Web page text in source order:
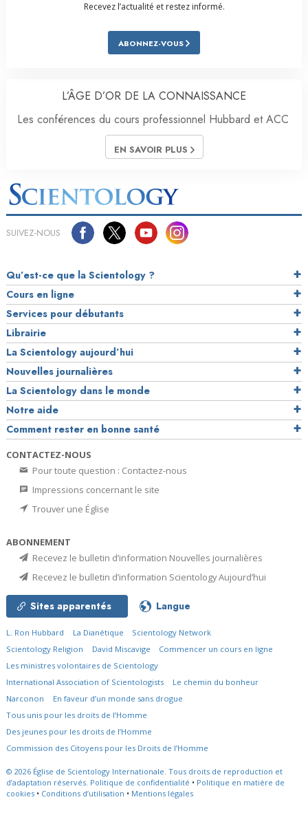
Recevez l’actualité et restez informé.
ABONNEZ-VOUS
L’ÂGE D’OR DE LA CONNAISSANCE
Les conférences du cours professionnel Hubbard et ACC
EN SAVOIR PLUS
SUIVEZ-NOUS
Qu’est-ce que la Scientology ?
Cours en ligne
Services pour débutants
Librairie
La Scientology aujourd’hui
Nouvelles journalières
La Scientology dans le monde
Notre aide
Comment rester en bonne santé
CONTACTEZ-NOUS
Pour toute question : Contactez-nous
Impressions concernant le site
Trouver une Église
ABONNEMENT
Recevez le bulletin d’information Nouvelles journalières
Recevez le bulletin d’information Scientology Aujourd’hui
Sites apparentés Langue
L. Ron Hubbard La Dianétique
Scientology Network
Scientology Religion
David Miscavige
Commencer un cours en ligne
Les ministres volontaires de Scientology
International Association of Scientologists
Le chemin du bonheur
Narconon
En faveur d’un monde sans drogue
Tous unis pour les droits de l’Homme
Des jeunes pour les droits de l’Homme
Commission des Citoyens pour les Droits de l’Homme
© 2026 Église de Scientology Internationale. Tous droits de reproduction et
d’adaptation réservés. Politique de confidentialité • Politique en matière de
cookies • Conditions d’utilisation • Mentions légales